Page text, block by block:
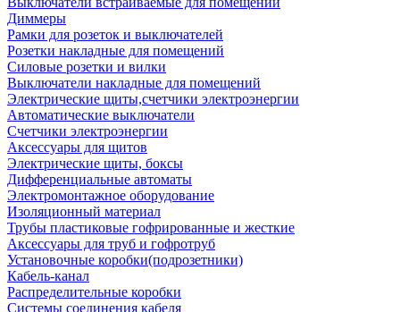
Диммеры
Рамки для розеток и выключателей
Розетки накладные для помещений
Силовые розетки и вилки
Выключатели накладные для помещений
Электрические щиты,счетчики электроэнергии
Автоматические выключатели
Счетчики электроэнергии
Аксессуары для щитов
Электрические щиты, боксы
Дифференциальные автоматы
Электромонтажное оборудование
Изоляционный материал
Трубы пластиковые гофрированные и жесткие
Аксессуары для труб и гофротруб
Установочные коробки(подрозетники)
Кабель-канал
Распределительные коробки
Системы соединения кабеля